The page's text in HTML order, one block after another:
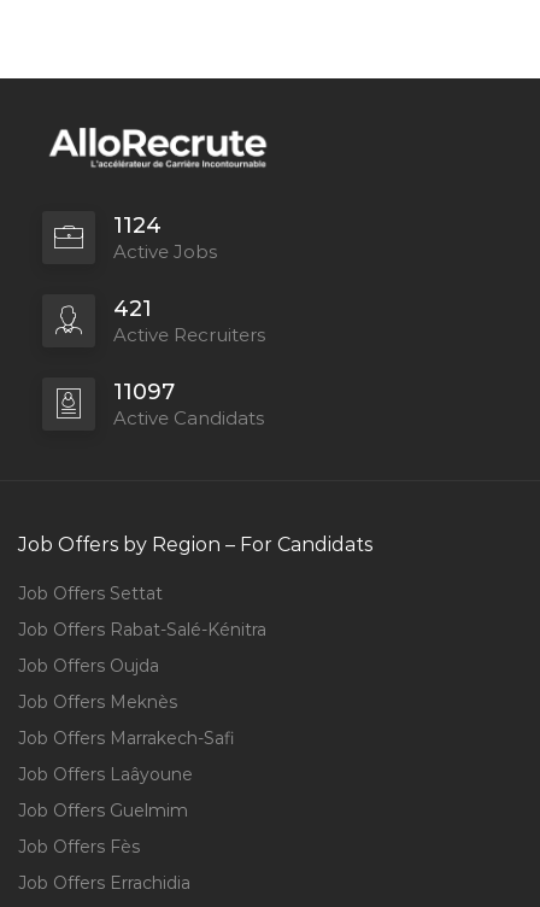
1124
Active Jobs
421
Active Recruiters
11097
Active Candidats
Job Offers by Region – For Candidats
Job Offers Settat
Job Offers Rabat-Salé-Kénitra
Job Offers Oujda
Job Offers Meknès
Job Offers Marrakech-Safi
Job Offers Laâyoune
Job Offers Guelmim
Job Offers Fès
Job Offers Errachidia